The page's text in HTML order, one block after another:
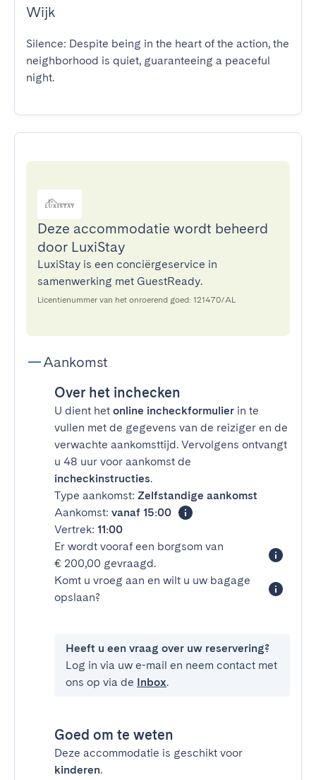
Wijk
Silence: Despite being in the heart of the action, the
neighborhood is quiet, guaranteeing a peaceful
night.
Deze accommodatie wordt beheerd
door LuxiStay
LuxiStay is een conciërgeservice in
samenwerking met GuestReady.
Licentienummer van het onroerend goed: 121470/AL
Aankomst
Over het inchecken
U dient het online incheckformulier in te
vullen met de gegevens van de reiziger en de
verwachte aankomsttijd. Vervolgens ontvangt
u 48 uur voor aankomst de
incheckinstructies.
Type aankomst: Zelfstandige aankomst
Aankomst: vanaf 15:00
Vertrek: 11:00
Er wordt vooraf een borgsom van
€ 200,00 gevraagd.
Komt u vroeg aan en wilt u uw bagage
opslaan?
Heeft u een vraag over uw reservering?
Log in via uw e-mail en neem contact met
ons op via de Inbox.
Goed om te weten
Deze accommodatie is geschikt voor
kinderen.